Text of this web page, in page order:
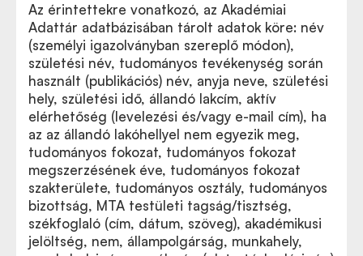
Az érintettekre vonatkozó, az Akadémiai
Adattár adatbázisában tárolt adatok köre: név
(személyi igazolványban szereplő módon),
születési név, tudományos tevékenység során
használt (publikációs) név, anyja neve, születési
hely, születési idő, állandó lakcím, aktív
elérhetőség (levelezési és/vagy e-mail cím), ha
az az állandó lakóhellyel nem egyezik meg,
tudományos fokozat, tudományos fokozat
megszerzésének éve, tudományos fokozat
szakterülete, tudományos osztály, tudományos
bizottság, MTA testületi tagság/tisztség,
székfoglaló (cím, dátum, szöveg), akadémikusi
jelöltség, nem, állampolgárság, munkahely,